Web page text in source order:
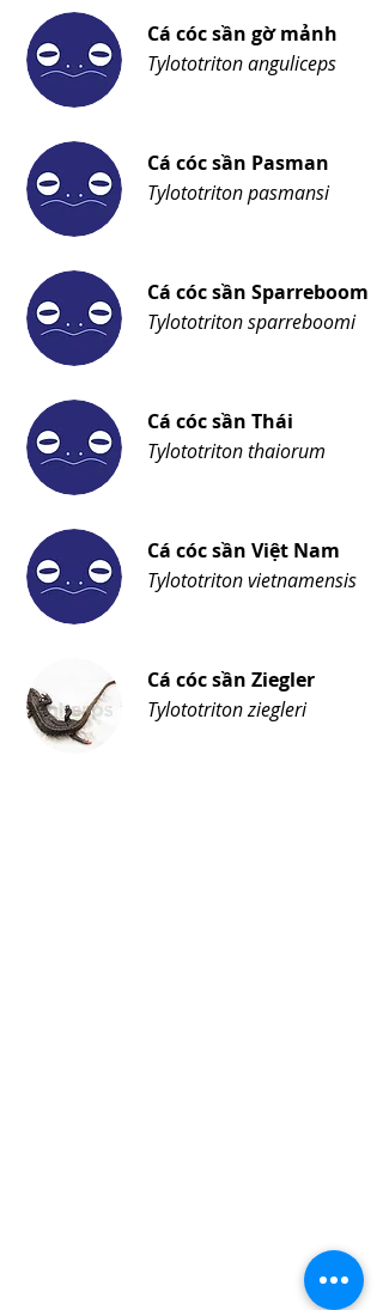
Cá cóc sần gờ mảnh
Tylototriton anguliceps
Cá cóc sần Pasman
Tylototriton pasmansi
Cá cóc sần Sparreboom
Tylototriton sparreboomi
Cá cóc sần Thái
Tylototriton thaiorum
Cá cóc sần Việt Nam
Tylototriton vietnamensis
Cá cóc sần Ziegler
Tylototriton ziegleri